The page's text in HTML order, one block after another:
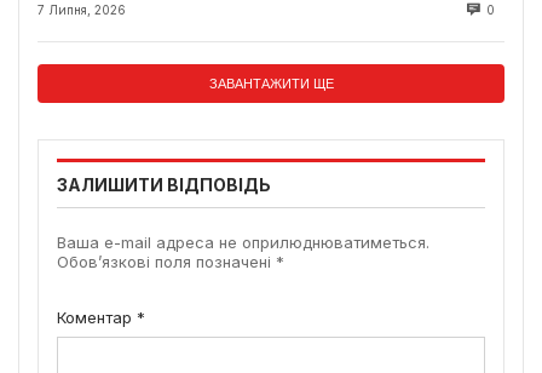
7 Липня, 2026 0
ЗАВАНТАЖИТИ ЩЕ
ЗАЛИШИТИ ВІДПОВІДЬ
Ваша e-mail адреса не оприлюднюватиметься.
Обов’язкові поля позначені *
Коментар *